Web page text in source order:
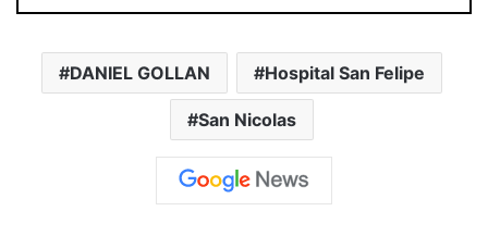
DANIEL GOLLAN Hospital San Felipe
San Nicolas